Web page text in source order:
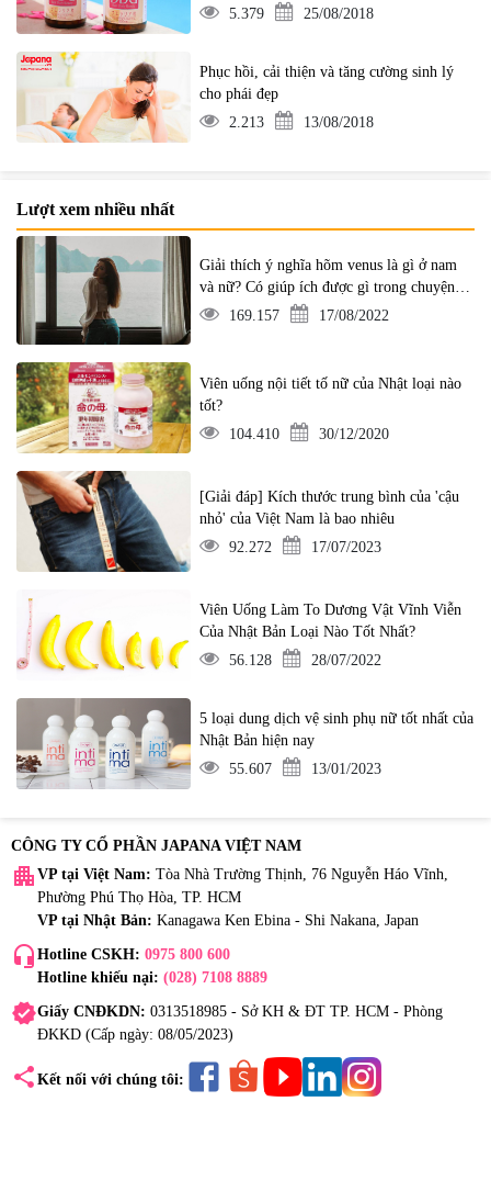
5.379
25/08/2018
Phục hồi, cải thiện và tăng cường sinh lý
cho phái đẹp
2.213
13/08/2018
Lượt xem nhiều nhất
Giải thích ý nghĩa hõm venus là gì ở nam
và nữ? Có giúp ích được gì trong chuyện ấy
không?169.157 17/08/2022
Viên uống nội tiết tố nữ của Nhật loại nào
tốt?
104.410
30/12/2020
[Giải đáp] Kích thước trung bình của 'cậu
nhỏ' của Việt Nam là bao nhiêu
92.272
17/07/2023
Viên Uống Làm To Dương Vật Vĩnh Viễn
Của Nhật Bản Loại Nào Tốt Nhất?
56.128
28/07/2022
5 loại dung dịch vệ sinh phụ nữ tốt nhất của
Nhật Bản hiện nay
55.607
13/01/2023
CÔNG TY CỔ PHẦN JAPANA VIỆT NAM
apartment VP tại Việt Nam: Tòa Nhà Trường Thịnh, 76 Nguyễn Háo Vĩnh,
Phường Phú Thọ Hòa, TP. HCM
VP tại Nhật Bản: Kanagawa Ken Ebina - Shi Nakana, Japan
headset_mic Hotline CSKH: 0975 800 600
Hotline khiếu nại: (028) 7108 8889
verifiedGiấy CNĐKDN: 0313518985 - Sở KH & ĐT TP. HCM - Phòng
ĐKKD (Cấp ngày: 08/05/2023)
share Kết nối với chúng tôi: